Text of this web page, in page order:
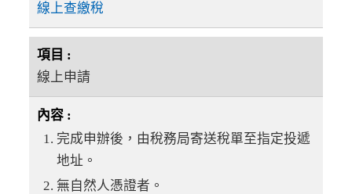
線上查繳稅
線上申請
完成申辦後，由稅務局寄送稅單至指定投遞
地址。
無自然人憑證者。